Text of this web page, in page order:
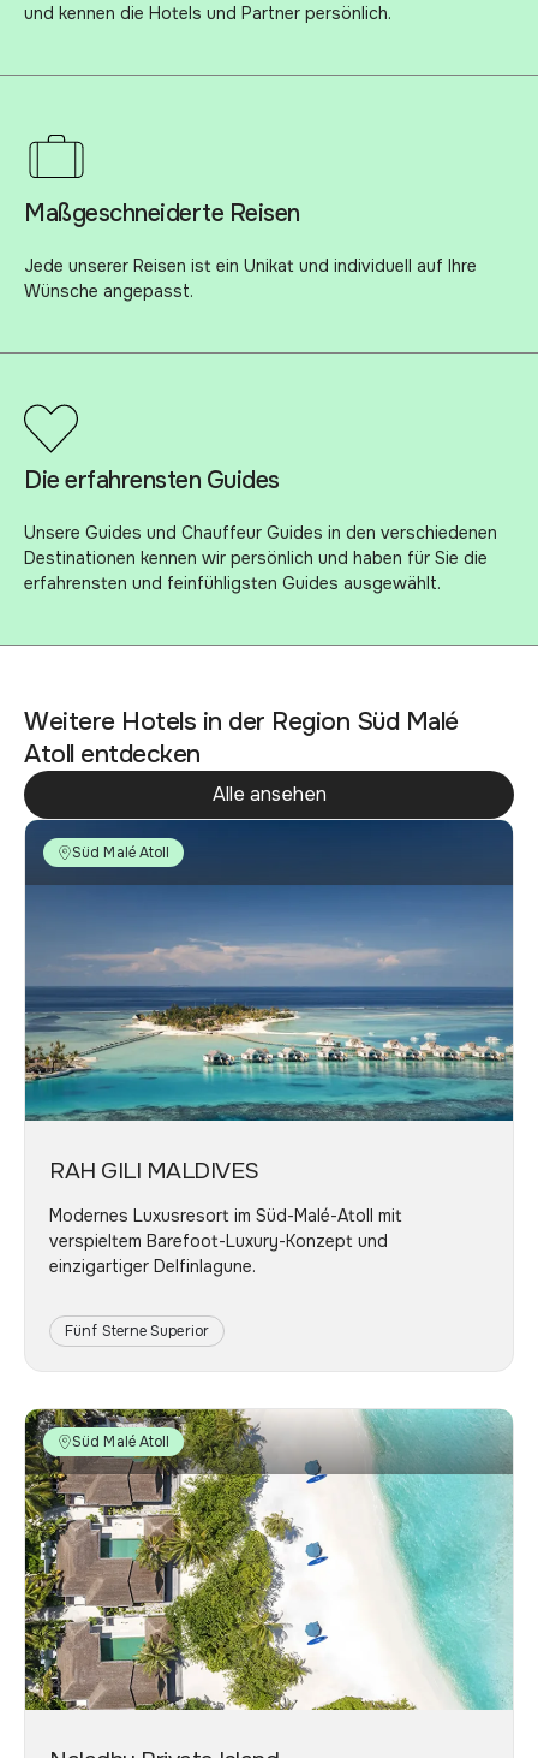
und kennen die Hotels und Partner persönlich.
Maßgeschneiderte Reisen
Jede unserer Reisen ist ein Unikat und individuell auf Ihre
Wünsche angepasst.
Die erfahrensten Guides
Unsere Guides und Chauffeur Guides in den verschiedenen
Destinationen kennen wir persönlich und haben für Sie die
erfahrensten und feinfühligsten Guides ausgewählt.
Weitere Hotels in der Region Süd Malé
Atoll entdecken
Alle ansehen
Süd Malé Atoll
RAH GILI MALDIVES
Modernes Luxusresort im Süd-Malé-Atoll mit
verspieltem Barefoot-Luxury-Konzept und
einzigartiger Delfinlagune.
Fünf Sterne Superior
Süd Malé Atoll